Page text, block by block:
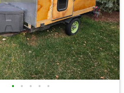
• • • • •